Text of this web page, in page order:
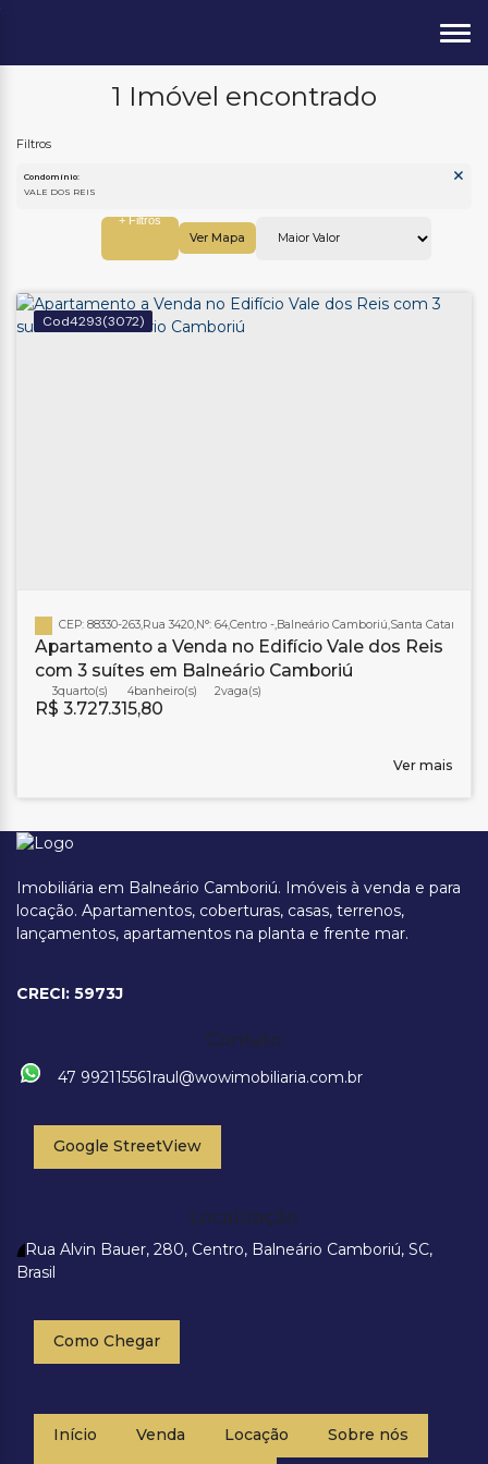
1 Imóvel encontrado
Condomínio:
Ver Mapa
4293(3072)
Apartamento a Venda no Edifício Vale dos Reis
com 3 suítes em Balneário Camboriú
R$ 3.727.315,80
CEP: 88330-263,Rua 3420,N°: 64,Centro ,Balneário Camboriú,Santa Catarina
3 4banheiro(s) 2
Ver mais
Imobiliária em Balneário Camboriú. Imóveis à venda e para
locação. Apartamentos, coberturas, casas, terrenos,
lançamentos, apartamentos na planta e frente mar.
CRECI: 5973J
Contato
47 992115561raul@wowimobiliaria.com.br
Google StreetView
Localização
Rua Alvin Bauer, 280, Centro, Balneário Camboriú, SC,
Brasil
Como Chegar
Início Venda Locação Sobre nós